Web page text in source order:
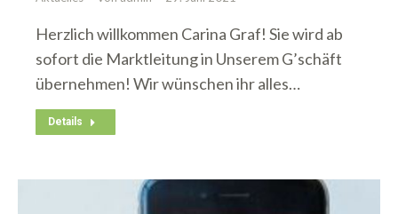
Herzlich willkommen Carina Graf! Sie wird ab
sofort die Marktleitung in Unserem G’schäft
übernehmen! Wir wünschen ihr alles…
Details